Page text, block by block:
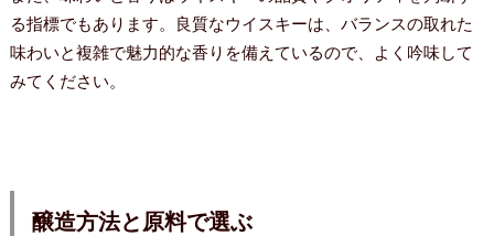
る指標でもあります。良質なウイスキーは、バランスの取れた
味わいと複雑で魅力的な香りを備えているので、よく吟味して
みてください。
醸造方法と原料で選ぶ